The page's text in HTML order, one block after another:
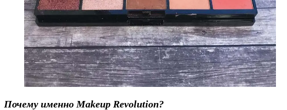
Почему именно Makeup Revolution?